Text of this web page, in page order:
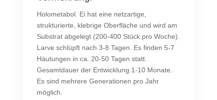
Holometabol. Ei hat eine netzartige,
strukturierte, klebrige Oberfläche und wird am
Substrat abgelegt (200-400 Stück pro Woche).
Larve schlüpft nach 3-8 Tagen. Es finden 5-7
Häutungen in ca. 20-50 Tagen statt.
Gesamtdauer der Entwicklung 1-10 Monate.
Es sind mehrere Generationen pro Jahr
möglich.